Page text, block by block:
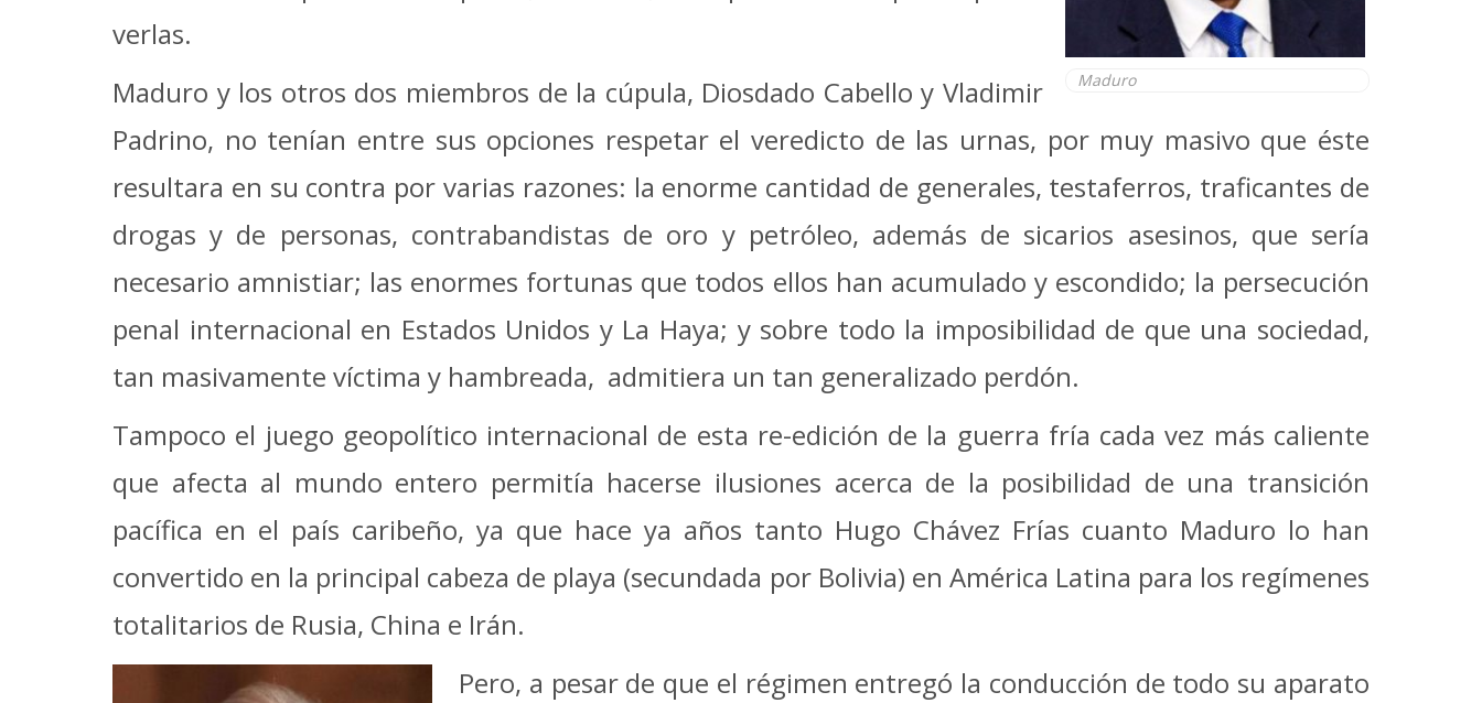
Maduro
verlas.
Maduro y los otros dos miembros de la cúpula, Diosdado Cabello y Vladimir
Padrino, no tenían entre sus opciones respetar el veredicto de las urnas, por muy masivo que éste
resultara en su contra por varias razones: la enorme cantidad de generales, testaferros, traficantes de
drogas y de personas, contrabandistas de oro y petróleo, además de sicarios asesinos, que sería
necesario amnistiar; las enormes fortunas que todos ellos han acumulado y escondido; la persecución
penal internacional en Estados Unidos y La Haya; y sobre todo la imposibilidad de que una sociedad,
tan masivamente víctima y hambreada, admitiera un tan generalizado perdón.
Tampoco el juego geopolítico internacional de esta re-edición de la guerra fría cada vez más caliente
que afecta al mundo entero permitía hacerse ilusiones acerca de la posibilidad de una transición
pacífica en el país caribeño, ya que hace ya años tanto Hugo Chávez Frías cuanto Maduro lo han
convertido en la principal cabeza de playa (secundada por Bolivia) en América Latina para los regímenes
totalitarios de Rusia, China e Irán.
Pero, a pesar de que el régimen entregó la conducción de todo su aparato